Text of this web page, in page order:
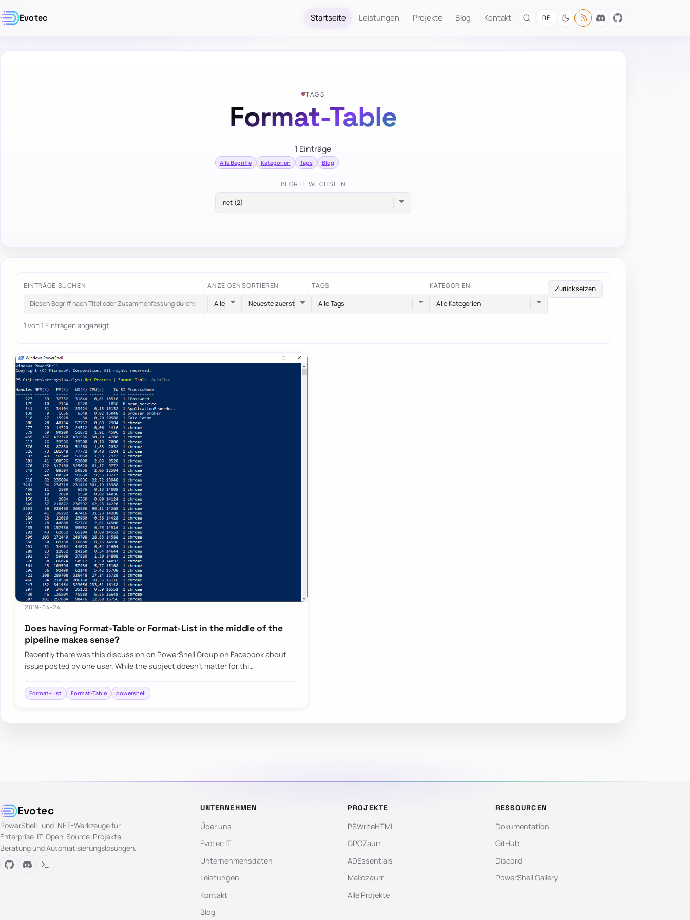
Evotec Startseite Leistungen Projekte Blog Kontakt DE
TAGS
Format-Table
1 Einträge
Alle Begriffe Kategorien Tags Blog
BEGRIFF WECHSELN
EINTRÄGE SUCHEN ANZEIGEN SORTIEREN TAGS
Alle Tags
KATEGORIEN
Alle Kategorien
Zurücksetzen
1 von 1 Einträgen angezeigt.
2019-04-24
Does having Format-Table or Format-List in the middle of the
pipeline makes sense?
Recently there was this discussion on PowerShell Group on Facebook about
issue posted by one user. While the subject doesn’t matter for thi…
Format-List Format-Table powershell
Evotec
PowerShell- und .NET-Werkzeuge für
Enterprise-IT. Open-Source-Projekte,
Beratung und Automatisierungslösungen.
UNTERNEHMEN
Über uns
Evotec IT
Unternehmensdaten
Leistungen
Kontakt
Blog
PROJEKTE
PSWriteHTML
GPOZaurr
ADEssentials
Mailozaurr
Alle Projekte
RESSOURCEN
Dokumentation
GitHub
Discord
PowerShell Gallery